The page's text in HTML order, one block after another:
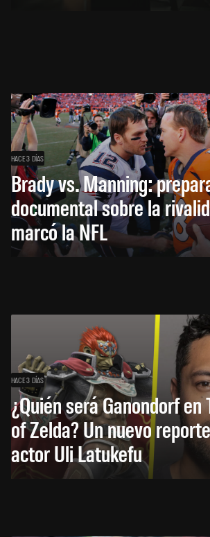
HACE 3 DÍAS
Brady vs. Manning:
documental sobre la
marcó la NFL
HACE 3 DÍAS
¿Quién será Ganondorf en
of Zelda? Un nuevo
actor Uli Latukefu